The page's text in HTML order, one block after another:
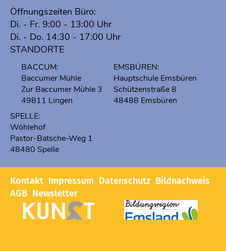
Öffnungszeiten Büro:
Di. - Fr. 9:00 - 13:00 Uhr
Di. - Do. 14:30 - 17:00 Uhr
STANDORTE
BACCUM:
Baccumer Mühle
Zur Baccumer Mühle 3
49811 Lingen
EMSBÜREN:
Hauptschule Emsbüren
Schützenstraße 8
48488 Emsbüren
SPELLE:
Wöhlehof
Pastor-Batsche-Weg 1
48480 Spelle
Kontakt Impressum Datenschutz Bildnachweis
AGB Newsletter